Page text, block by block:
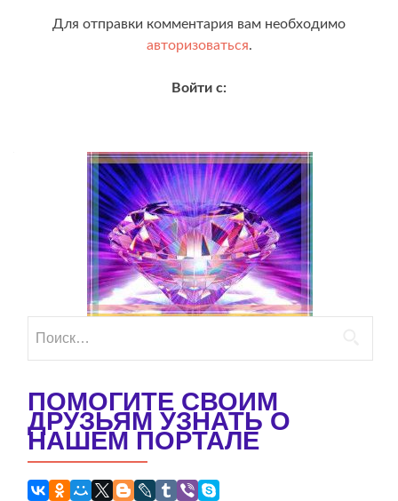
Для отправки комментария вам необходимо
авторизоваться.
Войти с:
ПОМОГИТЕ СВОИМ
ДРУЗЬЯМ УЗНАТЬ О
НАШЕМ ПОРТАЛЕ